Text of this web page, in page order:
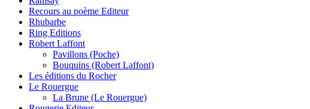
Recours au poème Editeur
Rhubarbe
Ring Editions
Robert Laffont
Pavillons (Poche)
Bouquins (Robert Laffont)
Les éditions du Rocher
Le Rouergue
La Brune (Le Rouergue)